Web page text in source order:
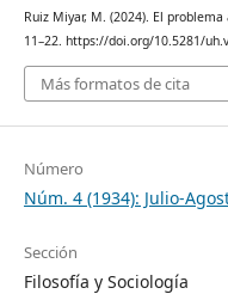
Ruiz Miyar, M. (2024). El
11–22. https://doi.org/10.5281/
Más formatos de cita
Número
Núm. 4 (1934): Julio-
Sección
Filosofía y Sociología